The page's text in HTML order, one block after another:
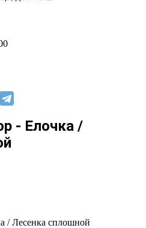
- Елочка /
/ Лесенка сплошной